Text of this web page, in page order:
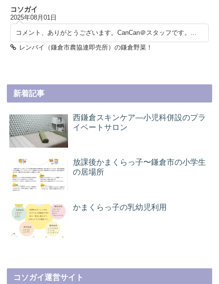
コソガイ
2025年08月01日
コメント、ありがとうございます。CanCan＠スタッフです。...
レンバイ（鎌倉市農協連即売所）の鎌倉野菜！
新着記事
西鎌倉スキンケア―小児科併設のプラ
イベートサロン
放課後かまくらっ子〜鎌倉市の小学生
の居場所
かまくらっ子の乳幼児利用
コソガイ運営サイト